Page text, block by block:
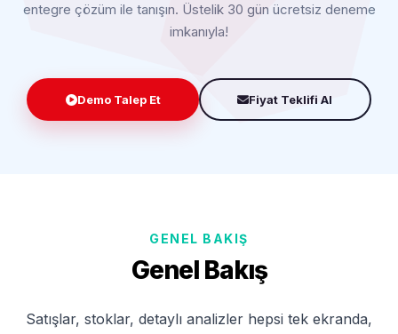
entegre çözüm ile tanışın. Üstelik 30 gün ücretsiz deneme
imkanıyla!
Demo Talep Et Fiyat Teklifi Al
GENEL BAKIŞ
Genel Bakış
Satışlar, stoklar, detaylı analizler hepsi tek ekranda,